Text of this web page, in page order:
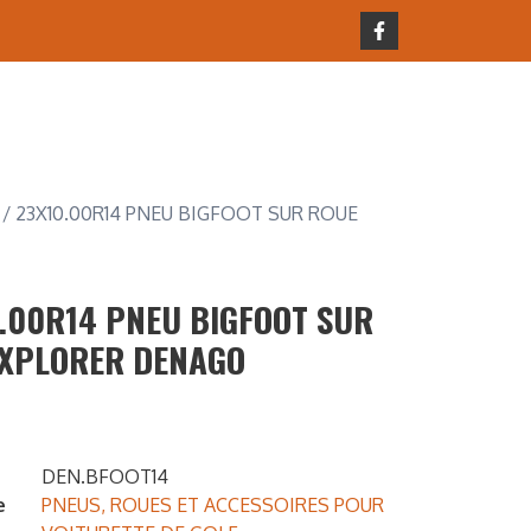
/ 23X10.00R14 PNEU BIGFOOT SUR ROUE
PNEU BIGFOOT SUR
DENAGO
DEN.BFOOT14
PNEUS, ROUES ET ACCESSOIRES POUR